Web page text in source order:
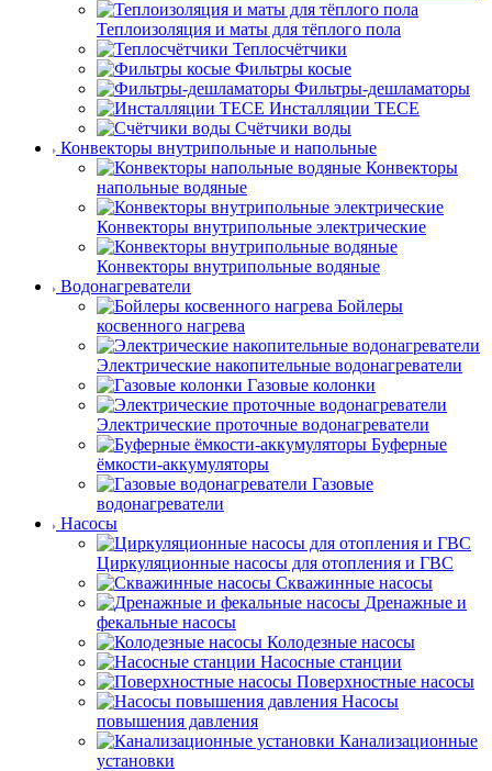
Теплоизоляция и маты для тёплого пола
Теплосчётчики
Фильтры косые
Фильтры-дешламаторы
Инсталляции TECE
Счётчики воды
Конвекторы внутрипольные и напольные
Конвекторы
напольные водяные
Конвекторы внутрипольные электрические
Конвекторы внутрипольные водяные
Водонагреватели
Бойлеры
косвенного нагрева
Электрические накопительные водонагреватели
Газовые колонки
Электрические проточные водонагреватели
Буферные
ёмкости-аккумуляторы
Газовые
водонагреватели
Насосы
Циркуляционные насосы для отопления и ГВС
Скважинные насосы
Дренажные и
фекальные насосы
Колодезные насосы
Насосные станции
Поверхностные насосы
Насосы
повышения давления
Канализационные
установки